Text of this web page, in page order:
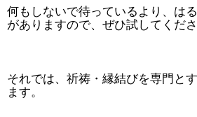
何もしないで待っているより、は
がありますので、ぜひ試してくださ
それでは、祈祷・縁結びを専門と
ます。